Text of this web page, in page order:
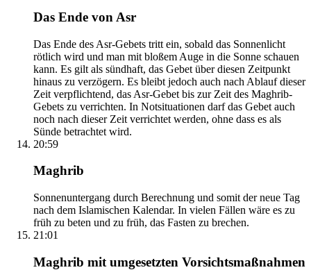
Das Ende von Asr
Das Ende des Asr-Gebets tritt ein, sobald das Sonnenlicht
rötlich wird und man mit bloßem Auge in die Sonne schauen
kann. Es gilt als sündhaft, das Gebet über diesen Zeitpunkt
hinaus zu verzögern. Es bleibt jedoch auch nach Ablauf dieser
Zeit verpflichtend, das Asr-Gebet bis zur Zeit des Maghrib-
Gebets zu verrichten. In Notsituationen darf das Gebet auch
noch nach dieser Zeit verrichtet werden, ohne dass es als
Sünde betrachtet wird.
20:59
Maghrib
Sonnenuntergang durch Berechnung und somit der neue Tag
nach dem Islamischen Kalendar. In vielen Fällen wäre es zu
früh zu beten und zu früh, das Fasten zu brechen.
21:01
Maghrib mit umgesetzten Vorsichtsmaßnahmen